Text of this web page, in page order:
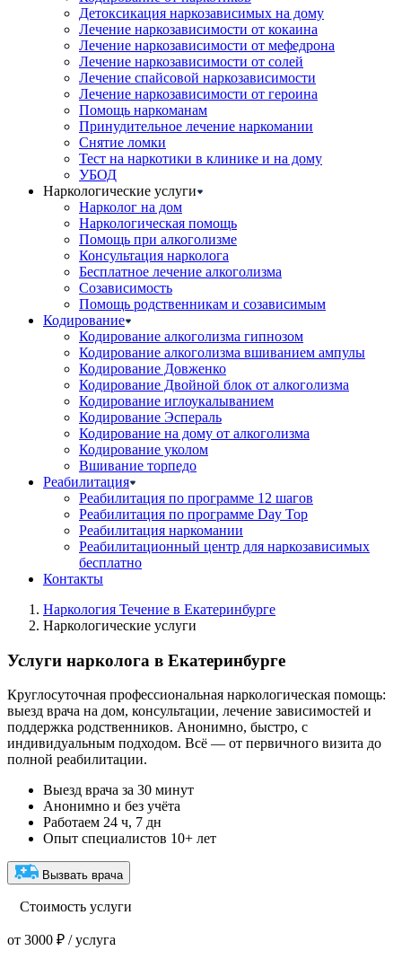
Детоксикация наркозависимых на дому
Лечение наркозависимости от кокаина
Лечение наркозависимости от мефедрона
Лечение наркозависимости от солей
Лечение спайсовой наркозависимости
Лечение наркозависимости от героина
Помощь наркоманам
Принудительное лечение наркомании
Снятие ломки
Тест на наркотики в клинике и на дому
УБОД
Наркологические услуги
Нарколог на дом
Наркологическая помощь
Помощь при алкоголизме
Консультация нарколога
Бесплатное лечение алкоголизма
Созависимость
Помощь родственникам и созависимым
Кодирование
Кодирование алкоголизма гипнозом
Кодирование алкоголизма вшиванием ампулы
Кодирование Довженко
Кодирование Двойной блок от алкоголизма
Кодирование иглоукалыванием
Кодирование Эспераль
Кодирование на дому от алкоголизма
Кодирование уколом
Вшивание торпедо
Реабилитация
Реабилитация по программе 12 шагов
Реабилитация по программе Day Top
Реабилитация наркомании
Реабилитационный центр для наркозависимых
бесплатно
Контакты
Наркология Течение в Екатеринбурге
Наркологические услуги
Услуги нарколога в Екатеринбурге
Круглосуточная профессиональная наркологическая помощь:
выезд врача на дом, консультации, лечение зависимостей и
поддержка родственников. Анонимно, быстро, с
индивидуальным подходом. Всё — от первичного визита до
полной реабилитации.
Выезд врача за 30 минут
Анонимно и без учёта
Работаем 24 ч, 7 дн
Опыт специалистов 10+ лет
Вызвать врача
Стоимость услуги
от 3000 ₽ / услуга